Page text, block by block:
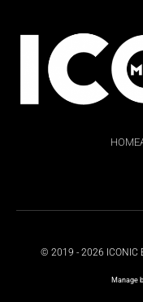
HOME
© 2019 - 2026 ICONIC
Manage